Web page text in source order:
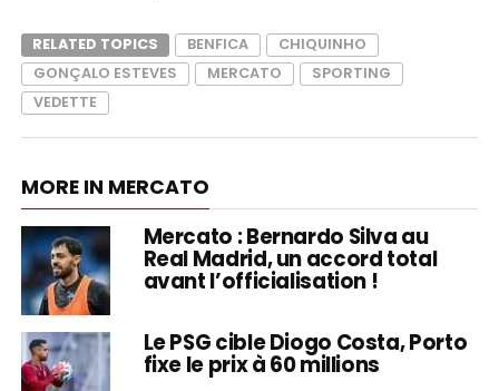
RELATED TOPICS BENFICA
CHIQUINHO
GONÇALO ESTEVES
MERCATO
SPORTING
VEDETTE
MORE IN MERCATO
Mercato : Bernardo Silva au
Real Madrid, un accord total
avant l’officialisation !
Le PSG cible Diogo Costa, Porto
fixe le prix à 60 millions